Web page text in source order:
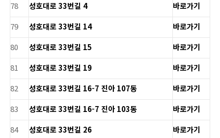
78
성호대로 33번길 4
바로가기
79
성호대로 33번길 14
바로가기
80
성호대로 33번길 15
바로가기
81
성호대로 33번길 19
바로가기
82
성호대로 33번길 16-7 진아 107동
바로가기
83
성호대로 33번길 16-7 진아 103동
바로가기
84
성호대로 33번길 26
바로가기